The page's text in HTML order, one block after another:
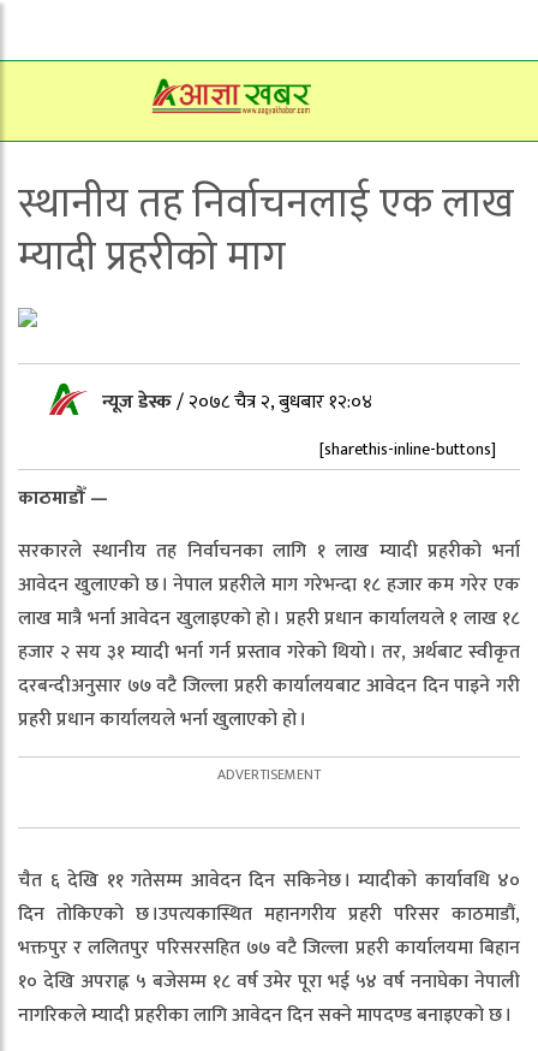
स्थानीय तह निर्वाचनलाई एक लाख
म्यादी प्रहरीको माग
न्यूज डेस्क/२०७८ चैत्र २, बुधबार १२:०४
[sharethis-inline-buttons]
काठमाडौँ —
सरकारले स्थानीय तह निर्वाचनका लागि १ लाख म्यादी प्रहरीको भर्ना
आवेदन खुलाएको छ । नेपाल प्रहरीले माग गरेभन्दा १८ हजार कम गरेर एक
लाख मात्रै भर्ना आवेदन खुलाइएको हो । प्रहरी प्रधान कार्यालयले १ लाख १८
हजार २ सय ३१ म्यादी भर्ना गर्न प्रस्ताव गरेको थियो । तर, अर्थबाट स्वीकृत
दरबन्दीअनुसार ७७ वटै जिल्ला प्रहरी कार्यालयबाट आवेदन दिन पाइने गरी
प्रहरी प्रधान कार्यालयले भर्ना खुलाएको हो ।
चैत ६ देखि ११ गतेसम्म आवेदन दिन सकिनेछ । म्यादीको कार्यावधि ४०
दिन तोकिएको छ ।उपत्यकास्थित महानगरीय प्रहरी परिसर काठमाडौं,
भक्तपुर र ललितपुर परिसरसहित ७७ वटै जिल्ला प्रहरी कार्यालयमा बिहान
१० देखि अपराह्न ५ बजेसम्म १८ वर्ष उमेर पूरा भई ५४ वर्ष ननाघेका नेपाली
नागरिकले म्यादी प्रहरीका लागि आवेदन दिन सक्ने मापदण्ड बनाइएको छ ।